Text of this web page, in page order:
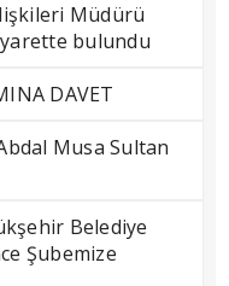
Müdürü
bulundu
DAVET
Musa Sultan
Belediye
Şubemize